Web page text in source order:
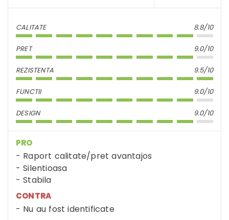
CALITATE 8.8/10
PRET 9.0/10
REZISTENTA 9.5/10
FUNCTII 9.0/10
DESIGN 9.0/10
PRO
Raport calitate/pret avantajos
Silentioasa
Stabila
CONTRA
Nu au fost identificate